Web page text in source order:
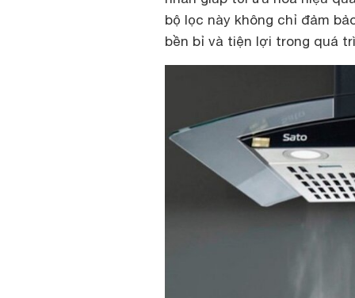
bộ lọc này không chỉ đảm
bền bỉ và tiện lợi trong quá